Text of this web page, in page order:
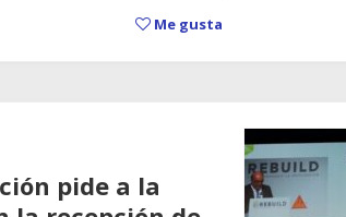
Me gusta
pide a la